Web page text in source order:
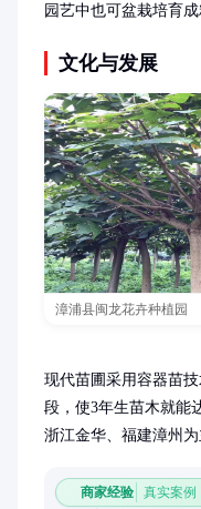
园艺中也可盆栽培育成
文化与发展
漳浦县闽龙花卉种植园
现代苗圃采用容器苗
段，使3年生苗木就能
浙江金华、福建漳州为
商家经验 真实案例